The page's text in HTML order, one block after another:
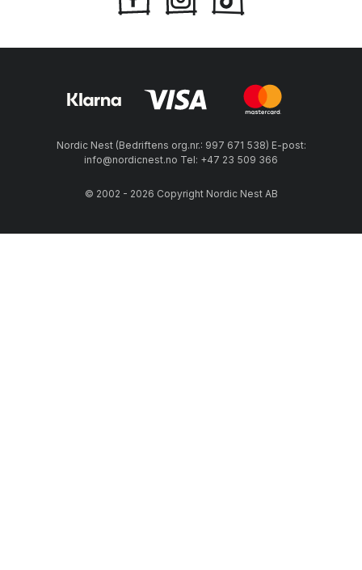
Nordic Nest (Bedriftens org.nr.: 997 671 538) E-post:
info@nordicnest.no Tel: +47 23 509 366
© 2002 - 2026 Copyright Nordic Nest AB